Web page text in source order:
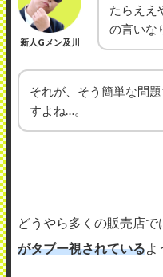
新人Gメン及川
たらええ
の言いな
それが、そう簡単な問
すよね…。
どうやら多くの販売店で
がタブー視されているよ